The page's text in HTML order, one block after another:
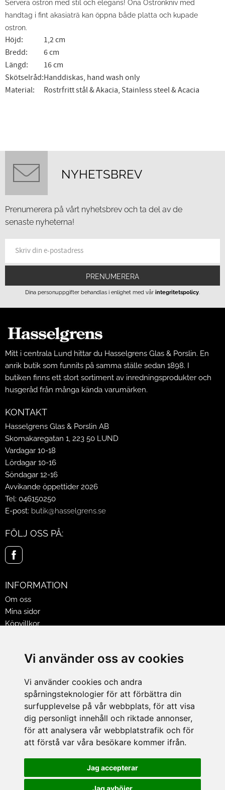
Vi använder oss av cookies
Vi använder cookies och andra
spårningsteknologier för att förbättra din
surfupplevelse på vår webbplats, för att visa
dig personligt innehåll och riktade annonser,
för att analysera vår webbplatstrafik och för
att förstå var våra besökare kommer ifrån.
Jag accepterar
Jag avböjer
Servera ostron med stil och elegans! Ona Ostronkniv med
handtag i fint akasiaträ kan öppna både platta och kupade
ostron.
Höjd:
1,2 cm
Bredd:
6 cm
Längd:
16 cm
Skötselråd:Handdiskas, hand wash only
Material:
Rostrfritt stål & Akacia, Stainless steel & Acacia
NYHETSBREV
Prenumerera på vårt nyhetsbrev och ta del av de
senaste nyheterna!
PRENUMERERA
Dina personuppgifter behandlas i enlighet med vår integritetspolicy
Mitt i centrala Lund hittar du Hasselgrens Glas & Porslin. En
anrik butik som funnits på samma ställe sedan 1898. I
butiken finns ett stort sortiment av inredningsprodukter och
husgeråd från många kända varumärken.
KONTAKT
Hasselgrens Glas & Porslin AB
Skomakaregatan 1, 223 50 LUND
Vardagar 10-18
Lördagar 10-16
Söndagar 12-16
Avvikande öppettider 2026
Tel: 046150250
E-post: butik@hasselgrens.se
FÖLJ OSS PÅ:
INFORMATION
Om oss
Mina sidor
Köpvillkor
Jobba på Hasselgrens
LEVERANS
BETALNINGSSÄTT
I butiken i Lund kan du betala med Visa, Mastercard, Lund
City presentkort och kontanter.